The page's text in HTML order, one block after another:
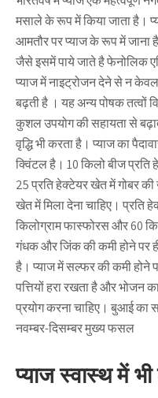
मसाले के रूप में किया जाता है।
आमतौर पर प्याज के रूप में जाना
जैसे इसमें पाये जाते है फेनोलिक
प्याज में नाइट्रोजन देने से न केवल
बढ़ती है । यह अन्य पोषक
कुशल उपयोग की सहायता से
वृद्धि भी करता है। प्याज का
क्विंटल है। 10 किलो बीज प्रति
25 प्रति हेक्टेयर खेत में गोबर की
खेत में मिला देना चाहिए। प्रति
किलोग्राम फास्फोरस और 60
गंधक और जिंक की कमी होने पर
है। प्याज में सल्फर की कमी होने
पत्तियों हरा रखता है और भोजन
प्रयोग करना चाहिए। बुआई
नवम्बर-दिसम्बर मुख्य फसल
प्याज स्वास्थ में